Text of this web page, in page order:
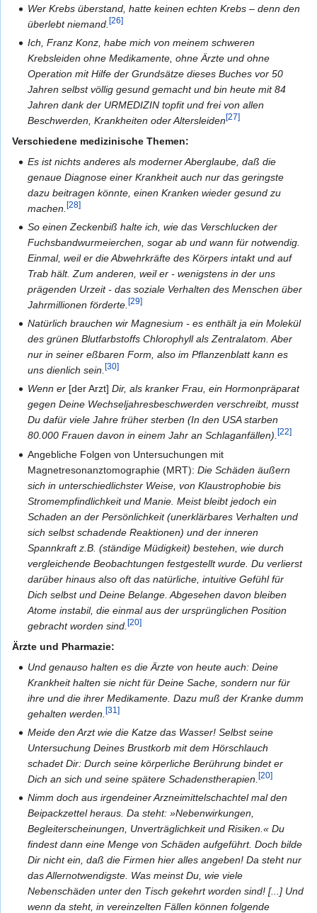
Wer Krebs überstand, hatte keinen echten Krebs – denn den
überlebt niemand.[26]
Ich, Franz Konz, habe mich von meinem schweren
Krebsleiden ohne Medikamente, ohne Ärzte und ohne
Operation mit Hilfe der Grundsätze dieses Buches vor 50
Jahren selbst völlig gesund gemacht und bin heute mit 84
Jahren dank der URMEDIZIN topfit und frei von allen
Beschwerden, Krankheiten oder Altersleiden[27]
Verschiedene medizinische Themen:
Es ist nichts anderes als moderner Aberglaube, daß die
genaue Diagnose einer Krankheit auch nur das geringste
dazu beitragen könnte, einen Kranken wieder gesund zu
machen.[28]
So einen Zeckenbiß halte ich, wie das Verschlucken der
Fuchsbandwurmeierchen, sogar ab und wann für notwendig.
Einmal, weil er die Abwehrkräfte des Körpers intakt und auf
Trab hält. Zum anderen, weil er - wenigstens in der uns
prägenden Urzeit - das soziale Verhalten des Menschen über
Jahrmillionen förderte.[29]
Natürlich brauchen wir Magnesium - es enthält ja ein Molekül
des grünen Blutfarbstoffs Chlorophyll als Zentralatom. Aber
nur in seiner eßbaren Form, also im Pflanzenblatt kann es
uns dienlich sein.[30]
Wenn er [der Arzt]Dir, als kranker Frau, ein Hormonpräparat
gegen Deine Wechseljahresbeschwerden verschreibt, musst
Du dafür viele Jahre früher sterben (In den USA starben
80.000 Frauen davon in einem Jahr an Schlaganfällen).[22]
Angebliche Folgen von Untersuchungen mit
Magnetresonanztomographie (MRT):Die Schäden äußern
sich in unterschiedlichster Weise, von Klaustrophobie bis
Stromempfindlichkeit und Manie. Meist bleibt jedoch ein
Schaden an der Persönlichkeit (unerklärbares Verhalten und
sich selbst schadende Reaktionen) und der inneren
Spannkraft z.B. (ständige Müdigkeit) bestehen, wie durch
vergleichende Beobachtungen festgestellt wurde. Du verlierst
darüber hinaus also oft das natürliche, intuitive Gefühl für
Dich selbst und Deine Belange. Abgesehen davon bleiben
Atome instabil, die einmal aus der ursprünglichen Position
gebracht worden sind.[20]
Ärzte und Pharmazie:
Und genauso halten es die Ärzte von heute auch: Deine
Krankheit halten sie nicht für Deine Sache, sondern nur für
ihre und die ihrer Medikamente. Dazu muß der Kranke dumm
gehalten werden.[31]
Meide den Arzt wie die Katze das Wasser! Selbst seine
Untersuchung Deines Brustkorb mit dem Hörschlauch
schadet Dir: Durch seine körperliche Berührung bindet er
Dich an sich und seine spätere Schadenstherapien.[20]
Nimm doch aus irgendeiner Arzneimittelschachtel mal den
Beipackzettel heraus. Da steht: »Nebenwirkungen,
Begleiterscheinungen, Unverträglichkeit und Risiken.« Du
findest dann eine Menge von Schäden aufgeführt. Doch bilde
Dir nicht ein, daß die Firmen hier alles angeben! Da steht nur
das Allernotwendigste. Was meinst Du, wie viele
Nebenschäden unter den Tisch gekehrt worden sind! [...] Und
wenn da steht, in vereinzelten Fällen können folgende